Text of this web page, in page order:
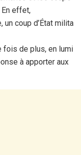
En effet,
coup d’État milita
fois de plus, en lumi
à apporter aux